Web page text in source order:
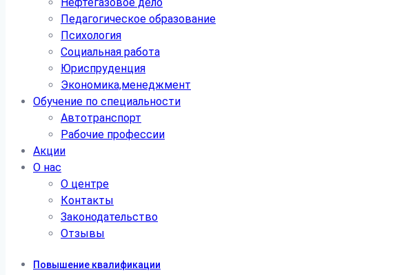
Педагогическое образование
Психология
Социальная работа
Юриспруденция
Экономика,менеджмент
Обучение по специальности
Автотранспорт
Рабочие профессии
Акции
О нас
О центре
Контакты
Законодательство
Отзывы
Повышение квалификации